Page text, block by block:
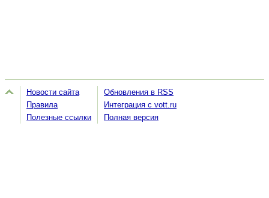
Новости сайта
Правила
Полезные ссылки
Обновления в RSS
Интеграция с vott.ru
Полная версия